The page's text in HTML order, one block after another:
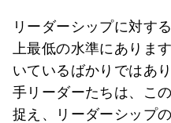
リーダーシップに対す
上最低の水準にありま
いているばかりではあ
手リーダーたちは、こ
捉え、リーダーシップ